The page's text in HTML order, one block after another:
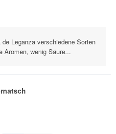
Leganza verschiedene Sorten
Aromen, wenig Säure...